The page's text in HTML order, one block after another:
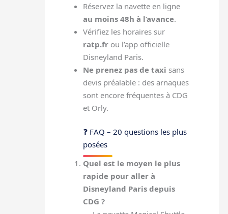
Réservez la navette en ligne
au moins 48h à l’avance.
Vérifiez les horaires sur
ratp.fr ou l’app officielle
Disneyland Paris.
Ne prenez pas de taxi sans
devis préalable : des arnaques
sont encore fréquentes à CDG
et Orly.
❓ FAQ – 20 questions les plus
posées
Quel est le moyen le plus
rapide pour aller à
Disneyland Paris depuis
CDG ?